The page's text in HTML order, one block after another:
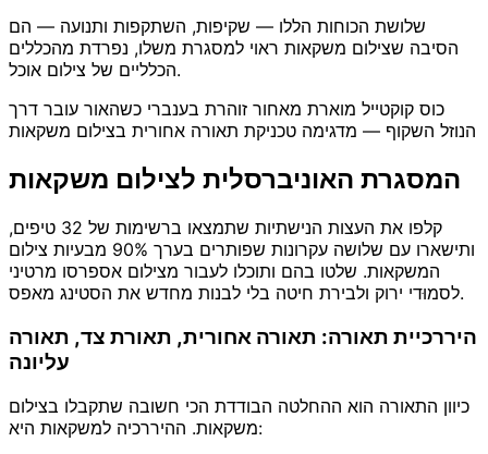
שלושת הכוחות הללו — שקיפות, השתקפות ותנועה — הם
הסיבה שצילום משקאות ראוי למסגרת משלו, נפרדת מהכללים
הכלליים של צילום אוכל.
כוס קוקטייל מוארת מאחור זוהרת בענברי כשהאור עובר דרך
הנוזל השקוף — מדגימה טכניקת תאורה אחורית בצילום משקאות
המסגרת האוניברסלית לצילום משקאות
קלפו את העצות הנישתיות שתמצאו ברשימות של 32 טיפים,
ותישארו עם שלושה עקרונות שפותרים בערך 90% מבעיות צילום
המשקאות. שלטו בהם ותוכלו לעבור מצילום אספרסו מרטיני
לסמוּדי ירוק ולבירת חיטה בלי לבנות מחדש את הסטינג מאפס.
היררכיית תאורה: תאורה אחורית, תאורת צד, תאורה
עליונה
כיוון התאורה הוא ההחלטה הבודדת הכי חשובה שתקבלו בצילום
משקאות. ההיררכיה למשקאות היא: